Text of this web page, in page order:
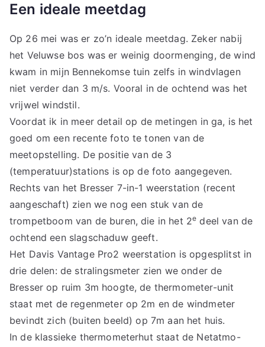
Een ideale meetdag
Op 26 mei was er zo’n ideale meetdag. Zeker nabij
het Veluwse bos was er weinig doormenging, de wind
kwam in mijn Bennekomse tuin zelfs in windvlagen
niet verder dan 3 m/s. Vooral in de ochtend was het
vrijwel windstil.
Voordat ik in meer detail op de metingen in ga, is het
goed om een recente foto te tonen van de
meetopstelling. De positie van de 3
(temperatuur)stations is op de foto aangegeven.
Rechts van het Bresser 7-in-1 weerstation (recent
aangeschaft) zien we nog een stuk van de
trompetboom van de buren, die in het 2e deel van de
ochtend een slagschaduw geeft.
Het Davis Vantage Pro2 weerstation is opgesplitst in
drie delen: de stralingsmeter zien we onder de
Bresser op ruim 3m hoogte, de thermometer-unit
staat met de regenmeter op 2m en de windmeter
bevindt zich (buiten beeld) op 7m aan het huis.
In de klassieke thermometerhut staat de Netatmo-